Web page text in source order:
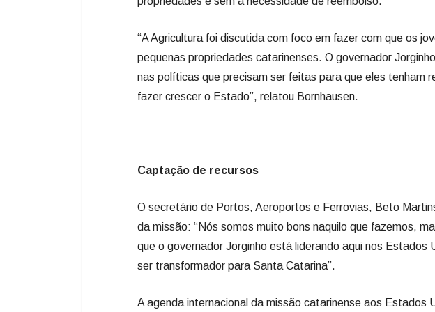
“A Agricultura foi discutida com foco em fazer com que os
pequenas propriedades catarinenses. O governador
nas políticas que precisam ser feitas para que eles tenham
fazer crescer o Estado”, relatou Bornhausen.
Captação de recursos
O secretário de Portos, Aeroportos e Ferrovias, Beto
da missão: “Nós somos muito bons naquilo que fazemos,
que o governador Jorginho está liderando aqui nos Estados
ser transformador para Santa Catarina”.
A agenda internacional da missão catarinense aos Estados